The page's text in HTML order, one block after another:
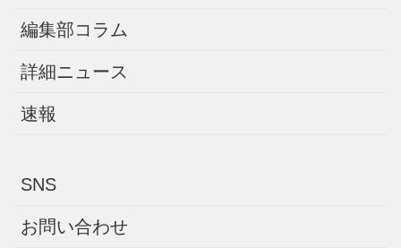
編集部コラム
詳細ニュース
速報
SNS
お問い合わせ